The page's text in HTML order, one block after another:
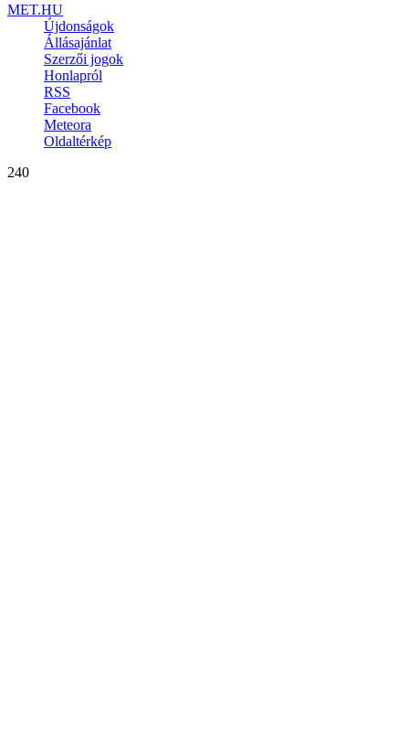
MET.HU
Újdonságok
Állásajánlat
Szerzői jogok
Honlapról
RSS
Facebook
Meteora
Oldaltérkép
240